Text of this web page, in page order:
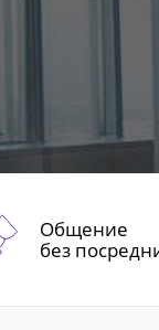
Общение
без